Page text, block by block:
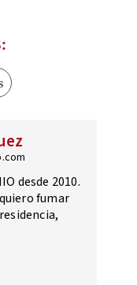
desde 2010.
fumar